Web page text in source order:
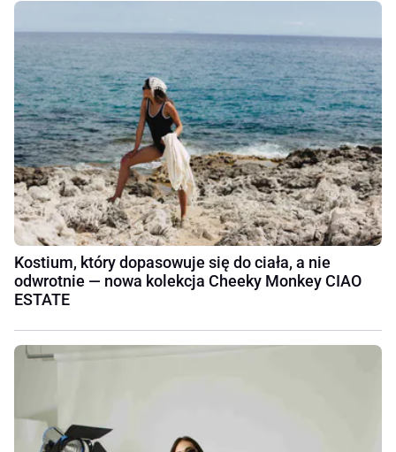
Kostium, który dopasowuje się do ciała, a nie
odwrotnie — nowa kolekcja Cheeky Monkey CIAO
ESTATE